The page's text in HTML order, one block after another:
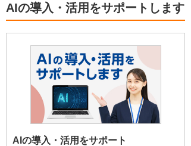
AIの導入・活用をサポートします
AIの導入・活用をサポート